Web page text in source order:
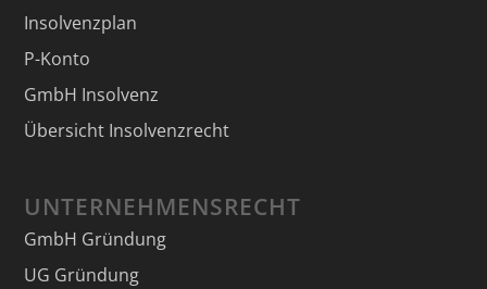
Insolvenzplan
P-Konto
GmbH Insolvenz
Übersicht Insolvenzrecht
UNTERNEHMENSRECHT
GmbH Gründung
UG Gründung